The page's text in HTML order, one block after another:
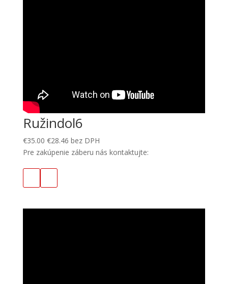
Ružindol6
€35.00 €28.46 bez DPH
Pre zakúpenie záberu nás kontaktujte: